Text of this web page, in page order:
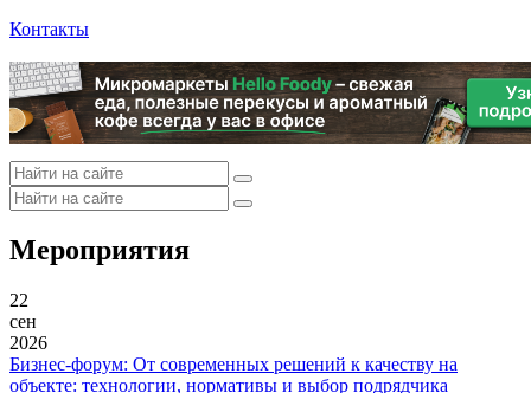
Контакты
Мероприятия
22
сен
2026
Бизнес-форум: От современных решений к качеству на
объекте: технологии, нормативы и выбор подрядчика